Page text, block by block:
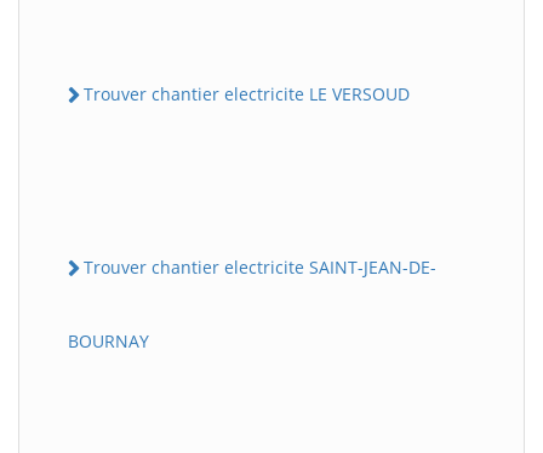
Trouver chantier electricite LE VERSOUD
Trouver chantier electricite SAINT-JEAN-DE-
BOURNAY